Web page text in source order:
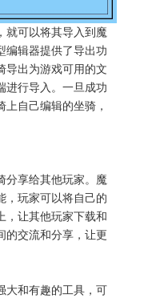
就可以将其导入到魔
编辑器提供了导出功
导出为游戏可用的文
进行导入。一旦成功
自己编辑的坐骑，
分享给其他玩家。魔
，玩家可以将自己的
，让其他玩家下载和
的交流和分享，让更
大和有趣的工具，可